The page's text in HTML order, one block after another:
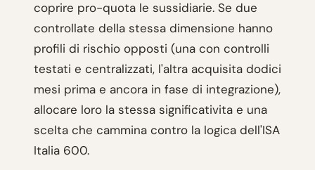
coprire pro-quota le sussidiarie. Se due
controllate della stessa dimensione hanno
profili di rischio opposti (una con controlli
testati e centralizzati, l'altra acquisita dodici
mesi prima e ancora in fase di integrazione),
allocare loro la stessa significativita e una
scelta che cammina contro la logica dell'ISA
Italia 600.